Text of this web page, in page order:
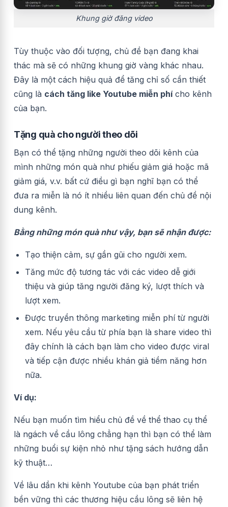
Khung giờ đăng video
Tùy thuộc vào đối tượng, chủ đề bạn đang khai
thác mà sẽ có những khung giờ vàng khác nhau.
Đây là một cách hiệu quả để tăng chỉ số cần thiết
cũng là cách tăng like Youtube miễn phícho kênh
của bạn.
Tặng quà cho người theo dõi
Bạn có thể tặng những người theo dõi kênh của
mình những món quà như phiếu giảm giá hoặc mã
giảm giá, v.v. bất cứ điều gì bạn nghĩ bạn có thể
đưa ra miễn là nó ít nhiều liên quan đến chủ đề nội
dung kênh.
Bằng những món quà như vậy, bạn sẽ nhận được:
Tạo thiện cảm, sự gần gũi cho người xem.
Tăng mức độ tương tác với các video dễ giới
thiệu và giúp tăng người đăng ký, lượt thích và
lượt xem.
Được truyền thông marketing miễn phí từ người
xem. Nếu yêu cầu từ phía bạn là share video thì
đây chính là cách bạn làm cho video được viral
và tiếp cận được nhiều khán giả tiềm năng hơn
nữa.
Ví dụ:
Nếu bạn muốn tìm hiểu chủ đề về thể thao cụ thể
là ngách về cầu lông chẳng hạn thì bạn có thể làm
những buổi sự kiện nhỏ như tặng sách hướng dẫn
kỹ thuật…
Về lâu dần khi kênh Youtube của bạn phát triển
bền vững thì các thương hiệu cầu lông sẽ liên hệ